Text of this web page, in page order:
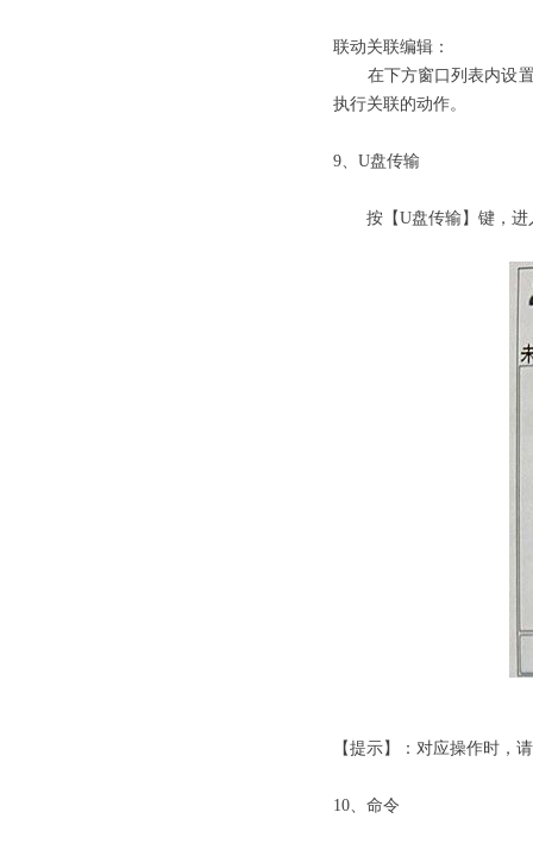
联动关联编辑：
在下方窗口列表内设置
执行关联的动作。
9、U盘传输
按【U盘传输】键，进
【提示】：对应操作时，
10、命令